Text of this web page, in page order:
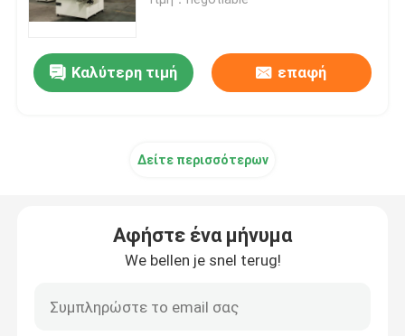
CNC κάθετο πριόνι ζωνών
Καλύτερη τιμή επαφή
Δείτε περισσότερων
Αφήστε ένα μήνυμα
We bellen je snel terug!